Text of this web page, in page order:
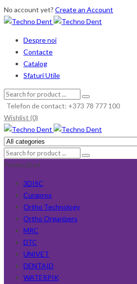
No account yet? Create an Account
Despre noi
Contacte
Catalog
Sfaturi Utile
Telefon de contact: +373 78 777 100
Wishlist (0)
Producători
3DISC
Curaprox
Ortho Technology
Ortho Organizers
MRC
DTC
UNIVET
DENTAID
WATERPIK